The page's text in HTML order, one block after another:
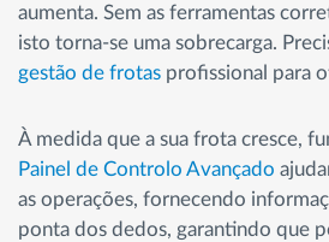
aumenta. Sem as ferramentas
isto torna-se uma sobrecarga.
gestão de frotas profissional para
À medida que a sua frota cresce,
Painel de Controlo Avançado
as operações, fornecendo
ponta dos dedos, garantindo que